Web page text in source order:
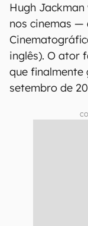
Hugh
nos cinemas —
inglês). O ator
que finalmente
setembro de